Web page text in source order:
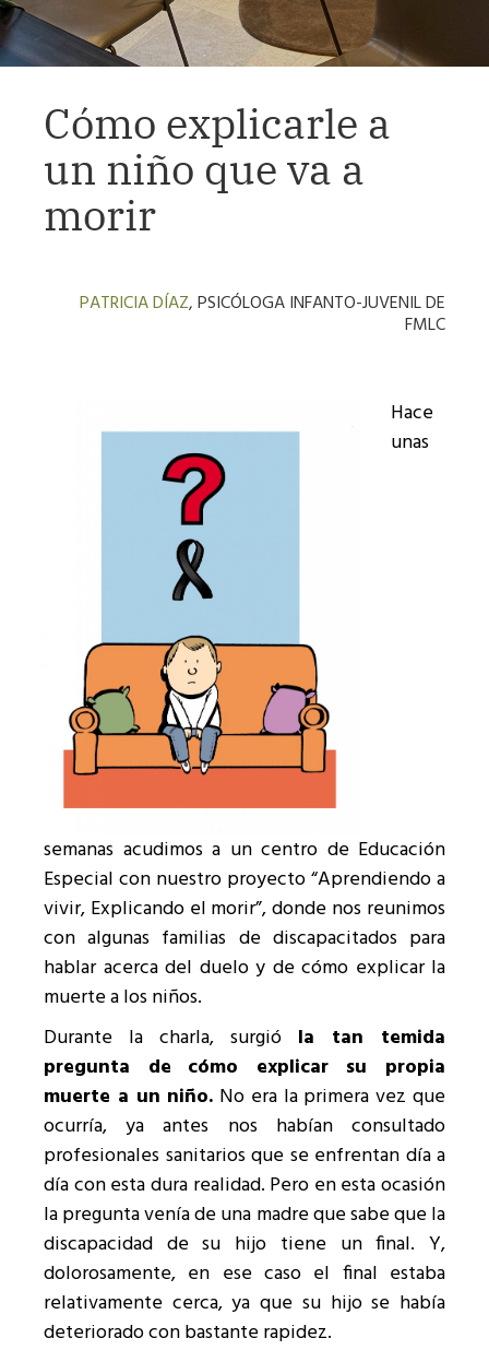
Cómo explicarle a
un niño que va a
morir
PATRICIA DÍAZ, PSICÓLOGA INFANTO-JUVENIL DE
FMLC
Hace
unas
semanas acudimos a un centro de Educación
Especial con nuestro proyecto “Aprendiendo a
vivir, Explicando el morir”, donde nos reunimos
con algunas familias de discapacitados para
hablar acerca del duelo y de cómo explicar la
muerte a los niños.
Durante la charla, surgió la tan temida
pregunta de cómo explicar su propia
muerte a un niño. No era la primera vez que
ocurría, ya antes nos habían consultado
profesionales sanitarios que se enfrentan día a
día con esta dura realidad. Pero en esta ocasión
la pregunta venía de una madre que sabe que la
discapacidad de su hijo tiene un final. Y,
dolorosamente, en ese caso el final estaba
relativamente cerca, ya que su hijo se había
deteriorado con bastante rapidez.